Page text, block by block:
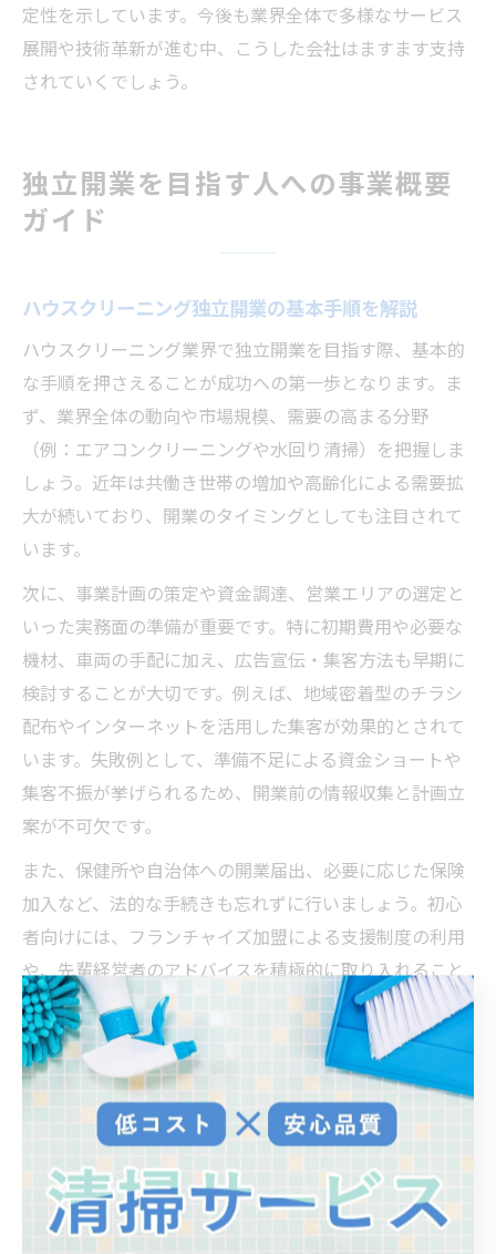
定性を示しています。今後も業界全体で多様なサービス
展開や技術革新が進む中、こうした会社はますます支持
されていくでしょう。
独立開業を目指す人への事業概要
ガイド
ハウスクリーニング独立開業の基本手順を解説
ハウスクリーニング業界で独立開業を目指す際、基本的
な手順を押さえることが成功への第一歩となります。ま
ず、業界全体の動向や市場規模、需要の高まる分野
（例：エアコンクリーニングや水回り清掃）を把握しま
しょう。近年は共働き世帯の増加や高齢化による需要拡
大が続いており、開業のタイミングとしても注目されて
います。
次に、事業計画の策定や資金調達、営業エリアの選定と
いった実務面の準備が重要です。特に初期費用や必要な
機材、車両の手配に加え、広告宣伝・集客方法も早期に
検討することが大切です。例えば、地域密着型のチラシ
配布やインターネットを活用した集客が効果的とされて
います。失敗例として、準備不足による資金ショートや
集客不振が挙げられるため、開業前の情報収集と計画立
案が不可欠です。
また、保健所や自治体への開業届出、必要に応じた保険
加入など、法的な手続きも忘れずに行いましょう。初心
者向けには、フランチャイズ加盟による支援制度の利用
や、先輩経営者のアドバイスを積極的に取り入れること
もおすすめです。
初年度のハウスクリーニング収益モデルとは
ハウスクリーニングの初年度収益モデルを考える際に
は、提供するサービス内容とターゲット層、1件あたりの
単価、月間の受注件数が大きなポイントとなります。一
般的に、エアコンや水回り、フローリングなどのクリー
ニングは単価が比較的高く、セットプランや定期清掃で